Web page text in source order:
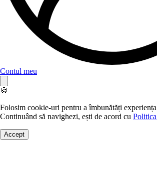
Contul meu
🍪
Folosim cookie-uri pentru a îmbunătăți experiența
Continuând să navighezi, ești de acord cu
Accept